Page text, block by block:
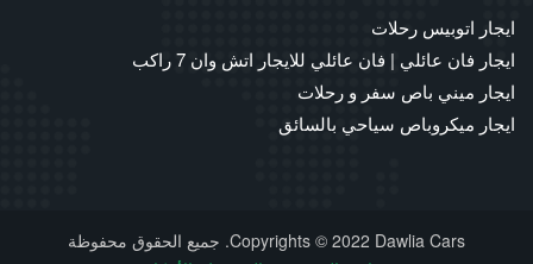
ايجار اتوبيس رحلات
ايجار فان عائلي | فان عائلي للايجار اتش وان 7 راكب
ايجار ميني باص سفر و رحلات
ايجار ميكروباص سياحي بالسائق
Copyrights © 2022 Dawlia Cars. جميع الحقوق محفوظة